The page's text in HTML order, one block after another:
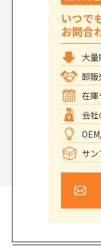
いつで
お問合
大量
卸販
在庫
会
サ